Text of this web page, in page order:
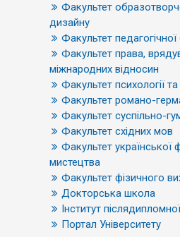
Факультет
дизайну
Факультет педагогічної
Факультет права,
міжнародних відносин
Факультет психології
Факультет романо-
Факультет суспільно-
Факультет східних мов
Факультет української
мистецтва
Факультет фізичного
Докторська школа
Інститут
Портал Університету